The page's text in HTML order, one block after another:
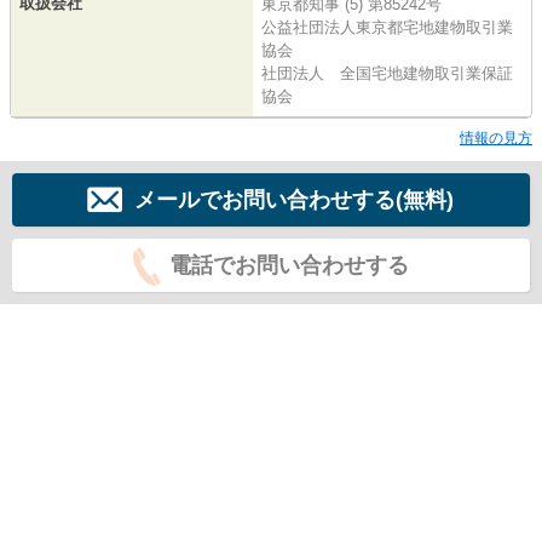
東京都知事 (5) 第85242号
公益社団法人東京都宅地建物取引業
協会
社団法人 全国宅地建物取引業保証
協会
情報の見方
メールでお問い合わせする(無料)
電話でお問い合わせする